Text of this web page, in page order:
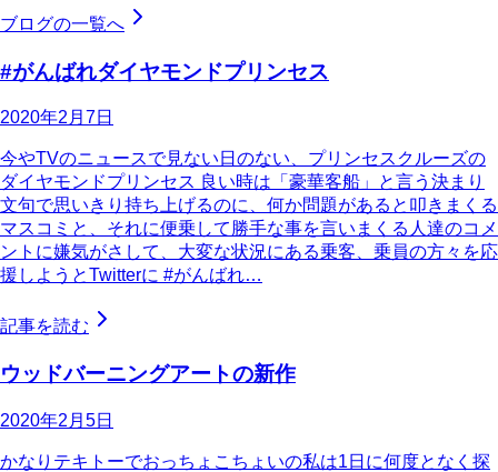
ブログの一覧へ
#がんばれダイヤモンドプリンセス
2020年2月7日
今やTVのニュースで見ない日のない、プリンセスクルーズの
ダイヤモンドプリンセス 良い時は「豪華客船」と言う決まり
文句で思いきり持ち上げるのに、何か問題があると叩きまくる
マスコミと、それに便乗して勝手な事を言いまくる人達のコメ
ントに嫌気がさして、大変な状況にある乗客、乗員の方々を応
援しようとTwitterに #がんばれ…
記事を読む
ウッドバーニングアートの新作
2020年2月5日
かなりテキトーでおっちょこちょいの私は1日に何度となく探